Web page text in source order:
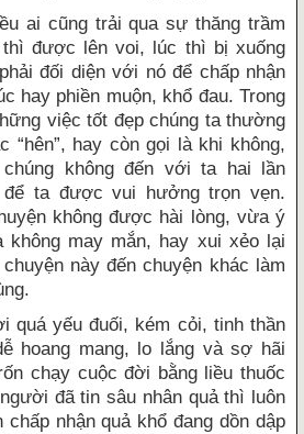
ai cũng trải qua sự thăng trầm
được lên voi, lúc thì bị xuống
đối diện với nó để chấp nhận
hay phiền muộn, khổ đau. Trong
việc tốt đẹp chúng ta thường
“hên”, hay còn gọi là khi không,
chúng không đến với ta hai lần
ta được vui hưởng trọn vẹn.
không được hài lòng, vừa ý
không may mắn, hay xui xẻo lại
này đến chuyện khác làm
yếu đuối, kém cỏi, tinh thần
hoang mang, lo lắng và sợ hãi
chạy cuộc đời bằng liều thuốc
đã tin sâu nhân quả thì luôn
chấp nhận quả khổ đang dồn dập